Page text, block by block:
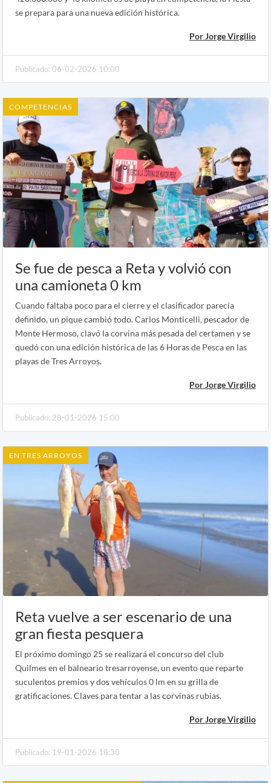
se prepara para una nueva edición histórica.
Por Jorge Virgilio
Publicado: 06-02-2026 10:00
COMPETENCIAS
Se fue de pesca a Reta y volvió con
una camioneta 0 km
Cuando faltaba poco para el cierre y el clasificador parecía
definido, un pique cambió todo. Carlos Monticelli, pescador de
Monte Hermoso, clavó la corvina más pesada del certamen y se
quedó con una edición histórica de las 6 Horas de Pesca en las
playas de Tres Arroyos.
Por Jorge Virgilio
Publicado: 28-01-2026 15:00
EN TRES ARROYOS
Reta vuelve a ser escenario de una
gran fiesta pesquera
El próximo domingo 25 se realizará el concurso del club
Quilmes en el balneario tresarroyense, un evento que reparte
suculentos premios y dos vehículos 0 lm en su grilla de
gratificaciones. Claves para tentar a las corvinas rubias.
Por Jorge Virgilio
Publicado: 19-01-2026 18:30